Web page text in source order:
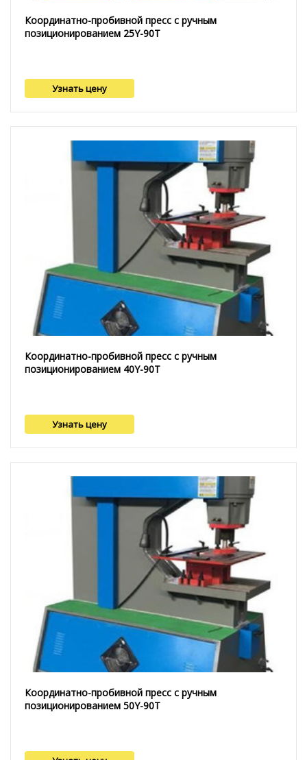
Координатно-пробивной пресс с ручным
позиционированием 25Y-90T
Узнать цену
Координатно-пробивной пресс с ручным
позиционированием 40Y-90T
Узнать цену
Координатно-пробивной пресс с ручным
позиционированием 50Y-90T